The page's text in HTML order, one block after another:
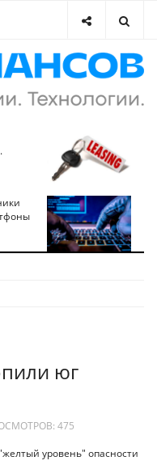
юг
475
уровень" опасности